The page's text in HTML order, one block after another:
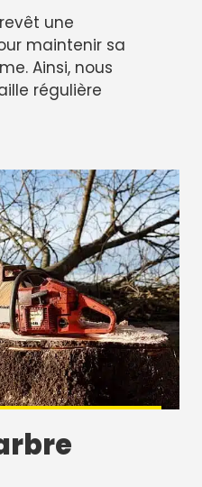
revêt une
maintenir sa
Ainsi, nous
régulière